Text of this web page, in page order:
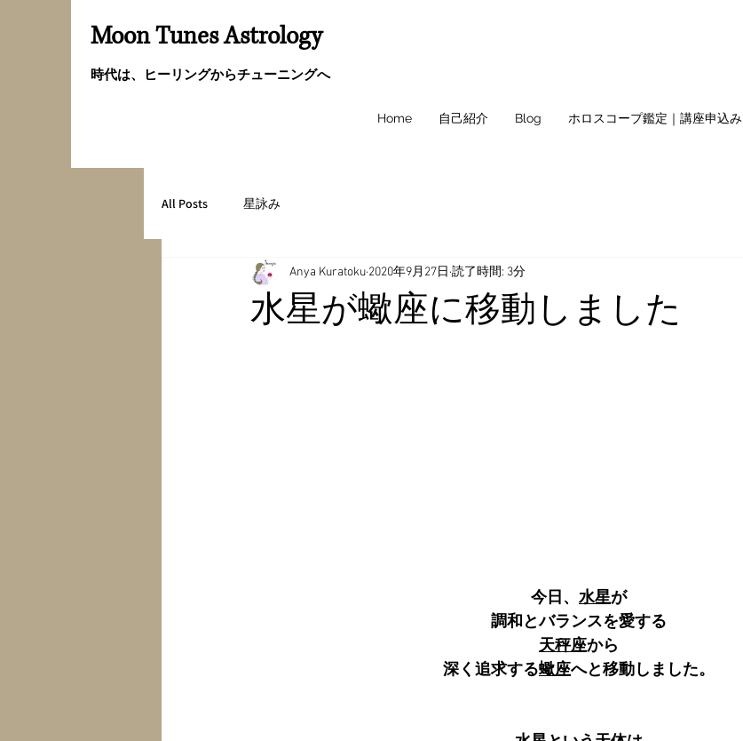
Moon Tunes Astrology
時代は、ヒーリングからチューニングへ
Home 自己紹介 Blog ホロスコープ鑑定｜講座申込み
All Posts 星詠み
水星が蠍座に移動しました
Anya Kuratoku 2020年9月27日 読了時間: 3分
今日、 水星が
調和とバランスを愛する
天秤座から
深く追求する蠍座へと移動しました。